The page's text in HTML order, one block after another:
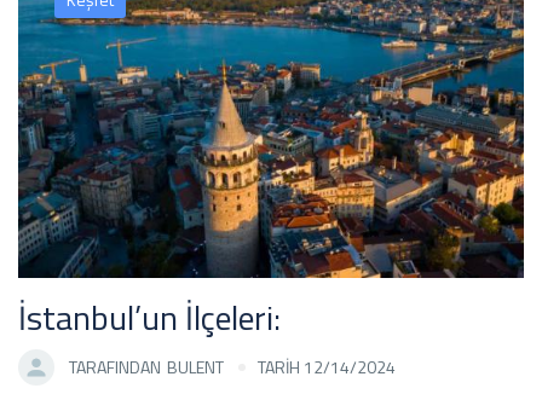
İstanbul’un İlçeleri:
TARAFINDAN BULENT TARİH 12/14/2024